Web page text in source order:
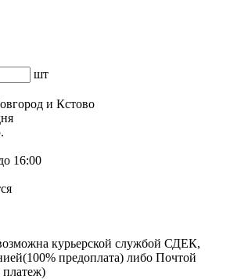
шт
и Кстово
16:00
курьерской службой СДЕК,
предоплата) либо Почтой